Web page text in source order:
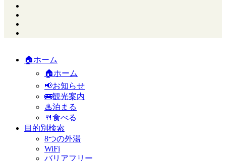
🏠ホーム
🏠ホーム
📢お知らせ
🚌観光案内
♨泊まる
🍴食べる
目的別検索
8つの外湯
WiFi
バリアフリー